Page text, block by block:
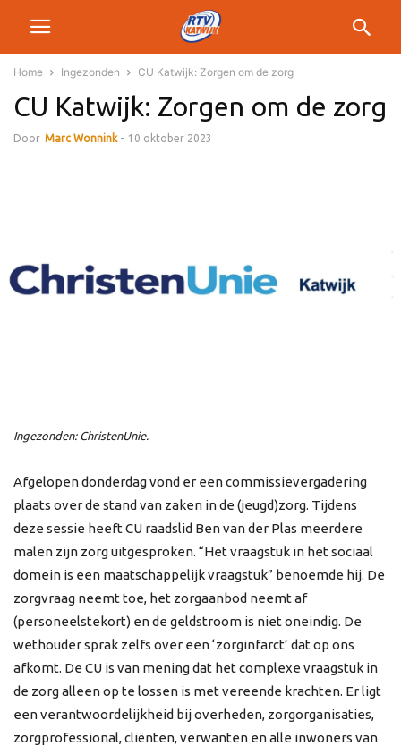
Home Ingezonden CU Katwijk: Zorgen om de zorg
CU Katwijk: Zorgen om de zorg
Door Marc Wonnink - 10 oktober 2023
Ingezonden: ChristenUnie.
Afgelopen donderdag vond er een commissievergadering
plaats over de stand van zaken in de (jeugd)zorg. Tijdens
deze sessie heeft CU raadslid Ben van der Plas meerdere
malen zijn zorg uitgesproken. “Het vraagstuk in het sociaal
domein is een maatschappelijk vraagstuk” benoemde hij. De
zorgvraag neemt toe, het zorgaanbod neemt af
(personeelstekort) en de geldstroom is niet oneindig. De
wethouder sprak zelfs over een ‘zorginfarct’ dat op ons
afkomt. De CU is van mening dat het complexe vraagstuk in
de zorg alleen op te lossen is met vereende krachten. Er ligt
een verantwoordelijkheid bij overheden, zorgorganisaties,
zorgprofessional, cliënten, verwanten en alle inwoners van